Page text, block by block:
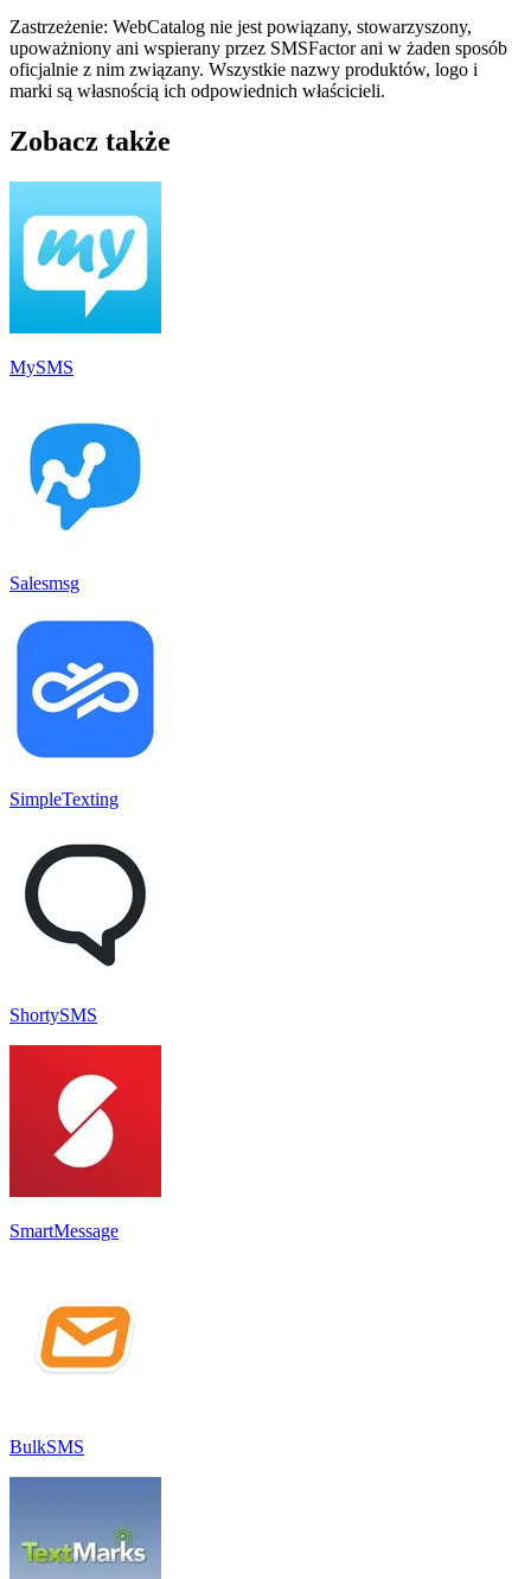
Zastrzeżenie: WebCatalog nie jest powiązany, stowarzyszony,
upoważniony ani wspierany przez SMSFactor ani w żaden sposób
oficjalnie z nim związany. Wszystkie nazwy produktów, logo i
marki są własnością ich odpowiednich właścicieli.
Zobacz także
MySMS
Salesmsg
SimpleTexting
ShortySMS
SmartMessage
BulkSMS